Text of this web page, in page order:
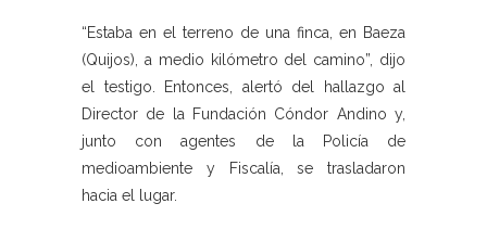
“Estaba en el terreno de una finca, en Baeza
(Quijos), a medio kilómetro del camino”, dijo
el testigo. Entonces, alertó del hallazgo al
Director de la Fundación Cóndor Andino y,
junto con agentes de la Policía de
medioambiente y Fiscalía, se trasladaron
hacia el lugar.